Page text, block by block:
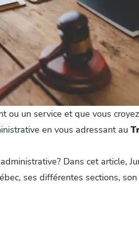
ou un service et que vous
en vous adressant au
Dans cet article,
ses différentes sections,